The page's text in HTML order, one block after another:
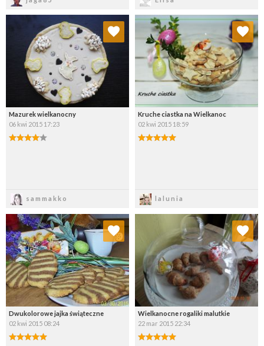
Mazurek wielkanocny
06 kwi 2015 17:23
sammakko
Dodaj do ulubionych
Wybierz listę:
Kruche ciastka na Wielkanoc
02 kwi 2015 18:59
lalunia
Dodaj do ulubionych
Wybierz listę:
Dwukolorowe jajka świąteczne
02 kwi 2015 08:24
Dodaj do ulubionych
Wybierz listę:
Wielkanocne rogaliki malutkie
22 mar 2015 22:34
Dodaj do ulubionych
Wybierz listę: